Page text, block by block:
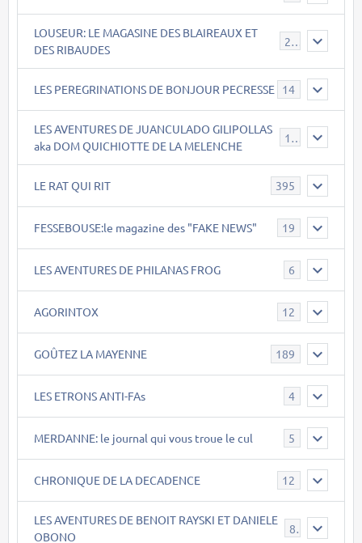
LOUSEUR: LE MAGASINE DES BLAIREAUX ET
DES RIBAUDES
21
LES PEREGRINATIONS DE BONJOUR PECRESSE 14
LES AVENTURES DE JUANCULADO GILIPOLLAS
aka DOM QUICHIOTTE DE LA MELENCHE
119
LE RAT QUI RIT 395
FESSEBOUSE:le magazine des "FAKE NEWS" 19
LES AVENTURES DE PHILANAS FROG 6
AGORINTOX 12
GOÛTEZ LA MAYENNE 189
LES ETRONS ANTI-FAs 4
MERDANNE: le journal qui vous troue le cul 5
CHRONIQUE DE LA DECADENCE 12
LES AVENTURES DE BENOIT RAYSKI ET DANIELE
OBONO
8